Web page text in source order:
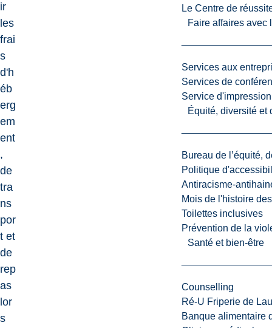
Le Centre de
Faire affaires avec
Services aux
Services de
Service d'impression
Équité, diversité et
Bureau de l’équité,
Politique
Antiracisme-
Mois de l'histoire
Toilettes inclusives
Prévention de la
Santé et bien-être
Counselling
Ré-U Friperie de
Banque alimentaire
ir
les
frai
s
d'h
éb
erg
em
ent
,
de
tra
ns
por
t et
de
rep
as
lor
s